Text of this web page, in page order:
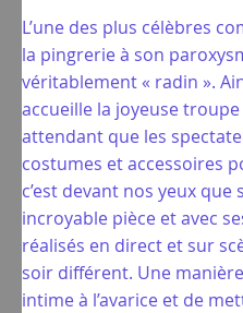
L’une des plus célèbres
la pingrerie à son
véritablement « radin ».
accueille la joyeuse
attendant que les
costumes et accessoires
c’est devant nos yeux
incroyable pièce et avec
réalisés en direct et sur
soir différent. Une
intime à l’avarice et de